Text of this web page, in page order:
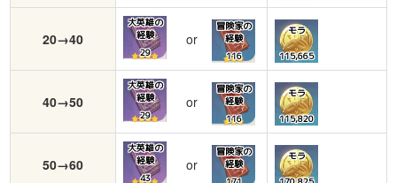
20→40
大英雄の
経験
29
or
冒険家の
経験
116
モラ
115,665
40→50
大英雄の
経験
29
or
冒険家の
経験
116
モラ
115,820
50→60
大英雄の
経験
43
or
冒険家の
経験
モラ